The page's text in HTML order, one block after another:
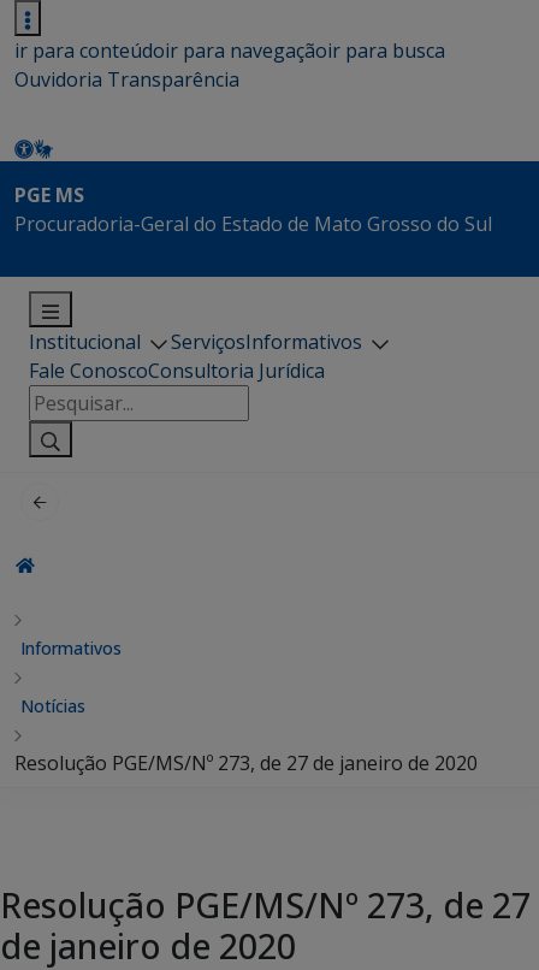
ir para conteúdoir para navegaçãoir para busca
Ouvidoria Transparência
PGE MS
Procuradoria-Geral do Estado de Mato Grosso do Sul
Institucional ServiçosInformativos
Fale ConoscoConsultoria Jurídica
Pesquisar
por:
Informativos
Notícias
Resolução PGE/MS/Nº 273, de 27 de janeiro de 2020
Resolução PGE/MS/Nº 273, de 27
de janeiro de 2020